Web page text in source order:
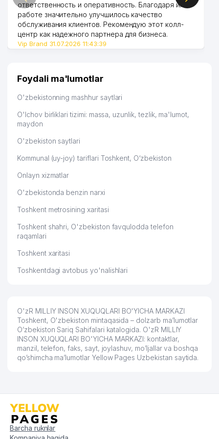
45
KRON TELEKOM NETVORK XUSUSIY
KORXONASI
46
KHS GmbH TASHKENT
VAKOLATXONA
ответственность и оперативность. Благодаря их
работе значительно улучшилось качество
обслуживания клиентов. Рекомендую этот колл-
центр как надежного партнера для бизнеса.
Vip Brand 31.07.2026 11:43:39
Foydali ma'lumotlar
O'zbekistonning mashhur saytlari
O'lchov birliklari tizimi: massa, uzunlik, tezlik, ma'lumot,
maydon
O'zbekiston saytlari
Kommunal (uy-joy) tariflari Toshkent, O‘zbekiston
Onlayn xizmatlar
O'zbekistonda benzin narxi
Toshkent metrosining xaritasi
Toshkent shahri, O'zbekiston favqulodda telefon
raqamlari
Toshkent xaritasi
Toshkentdagi avtobus yo'nalishlari
O'zR MILLIY INSON XUQUQLARI BO'YICHA MARKAZI
Toshkent, O'zbekiston mintaqasida – dolzarb ma’lumotlar
O’zbekiston Sariq Sahifalari katalogida. O'zR MILLIY
INSON XUQUQLARI BO'YICHA MARKAZI: kontaktlar,
manzil, telefon, faks, sayt, joylashuv, mo’ljallar va boshqa
qo’shimcha ma’lumotlar Yellow Pages Uzbekistan saytida.
Barcha ruknlar